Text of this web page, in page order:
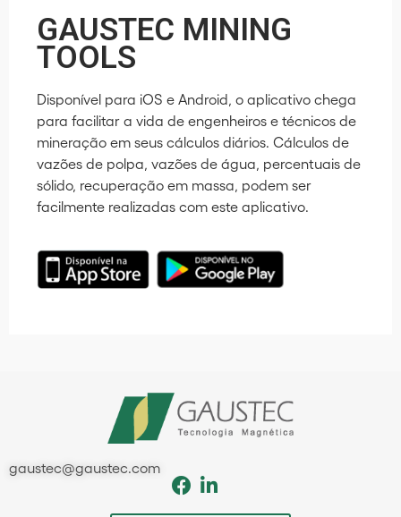
GAUSTEC MINING
TOOLS
Disponível para iOS e Android, o aplicativo chega
para facilitar a vida de engenheiros e técnicos de
mineração em seus cálculos diários. Cálculos de
vazões de polpa, vazões de água, percentuais de
sólido, recuperação em massa, podem ser
facilmente realizadas com este aplicativo.
gaustec@gaustec.com